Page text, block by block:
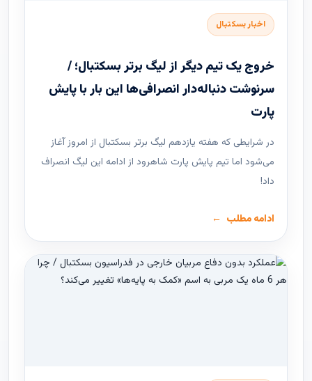
اخبار بسکتبال
خروج یک تیم دیگر از لیگ برتر بسکتبال؛ /
سرنوشت دنباله‌دار انصرافی‌ها این بار با پایش
پارت
در شرایطی که هفته یازدهم لیگ ‌برتر بسکتبال از امروز آغاز
می‌شود اما تیم پایش پارت شاهرود از ادامه این لیگ انصراف
داد!
ادامه مطلب